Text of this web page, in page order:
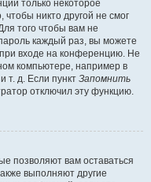
только некоторое
никто другой не смог
того чтобы вам не
каждый раз, вы можете
при входе на конференцию. Не
компьютере, например в
т. д. Если пункт Запомнить
отключил эту функцию.
позволяют вам оставаться
выполняют другие